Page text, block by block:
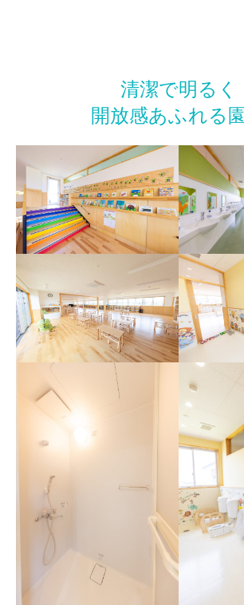
清潔で明るく
開放感あふれる